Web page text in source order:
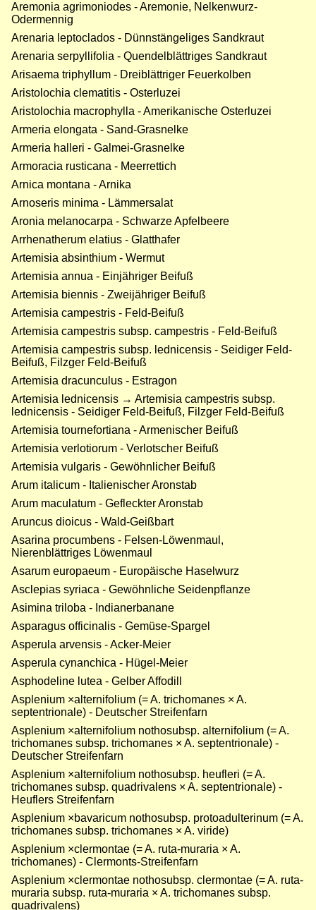
Aremonia agrimoniodes - Aremonie, Nelkenwurz-
Odermennig
Arenaria leptoclados - Dünnstängeliges Sandkraut
Arenaria serpyllifolia - Quendelblättriges Sandkraut
Arisaema triphyllum - Dreiblättriger Feuerkolben
Aristolochia clematitis - Osterluzei
Aristolochia macrophylla - Amerikanische Osterluzei
Armeria elongata - Sand-Grasnelke
Armeria halleri - Galmei-Grasnelke
Armoracia rusticana - Meerrettich
Arnica montana - Arnika
Arnoseris minima - Lämmersalat
Aronia melanocarpa - Schwarze Apfelbeere
Arrhenatherum elatius - Glatthafer
Artemisia absinthium - Wermut
Artemisia annua - Einjähriger Beifuß
Artemisia biennis - Zweijähriger Beifuß
Artemisia campestris - Feld-Beifuß
Artemisia campestris subsp. campestris - Feld-Beifuß
Artemisia campestris subsp. lednicensis - Seidiger Feld-
Beifuß, Filzger Feld-Beifuß
Artemisia dracunculus - Estragon
Artemisia lednicensis → Artemisia campestris subsp.
lednicensis - Seidiger Feld-Beifuß, Filzger Feld-Beifuß
Artemisia tournefortiana - Armenischer Beifuß
Artemisia verlotiorum - Verlotscher Beifuß
Artemisia vulgaris - Gewöhnlicher Beifuß
Arum italicum - Italienischer Aronstab
Arum maculatum - Gefleckter Aronstab
Aruncus dioicus - Wald-Geißbart
Asarina procumbens - Felsen-Löwenmaul,
Nierenblättriges Löwenmaul
Asarum europaeum - Europäische Haselwurz
Asclepias syriaca - Gewöhnliche Seidenpflanze
Asimina triloba - Indianerbanane
Asparagus officinalis - Gemüse-Spargel
Asperula arvensis - Acker-Meier
Asperula cynanchica - Hügel-Meier
Asphodeline lutea - Gelber Affodill
Asplenium ×alternifolium (= A. trichomanes × A.
septentrionale) - Deutscher Streifenfarn
Asplenium ×alternifolium nothosubsp. alternifolium (= A.
trichomanes subsp. trichomanes × A. septentrionale) -
Deutscher Streifenfarn
Asplenium ×alternifolium nothosubsp. heufleri (= A.
trichomanes subsp. quadrivalens × A. septentrionale) -
Heuflers Streifenfarn
Asplenium ×bavaricum nothosubsp. protoadulterinum (= A.
trichomanes subsp. trichomanes × A. viride)
Asplenium ×clermontae (= A. ruta-muraria × A.
trichomanes) - Clermonts-Streifenfarn
Asplenium ×clermontae nothosubsp. clermontae (= A. ruta-
muraria subsp. ruta-muraria × A. trichomanes subsp.
quadrivalens)